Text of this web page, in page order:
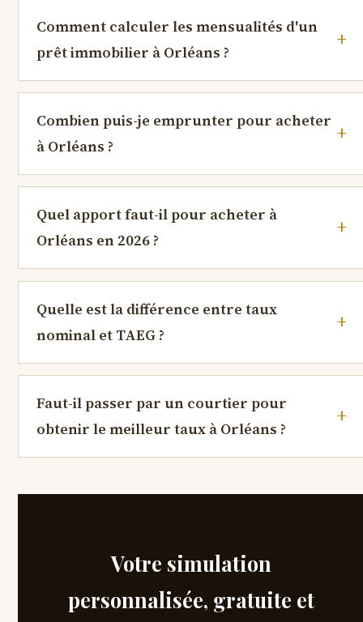
Comment calculer les mensualités d'un
prêt immobilier à Orléans ?
Combien puis-je emprunter pour acheter
à Orléans ?
Quel apport faut-il pour acheter à
Orléans en 2026 ?
Quelle est la différence entre taux
nominal et TAEG ?
Faut-il passer par un courtier pour
obtenir le meilleur taux à Orléans ?
Votre simulation
personnalisée, gratuite et